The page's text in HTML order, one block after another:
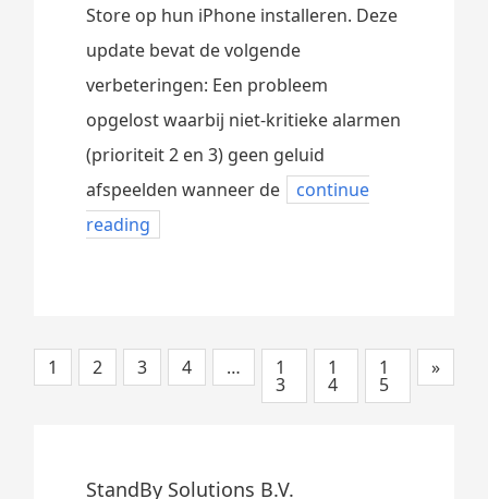
Store op hun iPhone installeren. Deze
update bevat de volgende
verbeteringen: Een probleem
opgelost waarbij niet-kritieke alarmen
(prioriteit 2 en 3) geen geluid
afspeelden wanneer de
continue
reading
1 2 3 4 … 1
3
1
4
1
5
»
StandBy Solutions B.V.